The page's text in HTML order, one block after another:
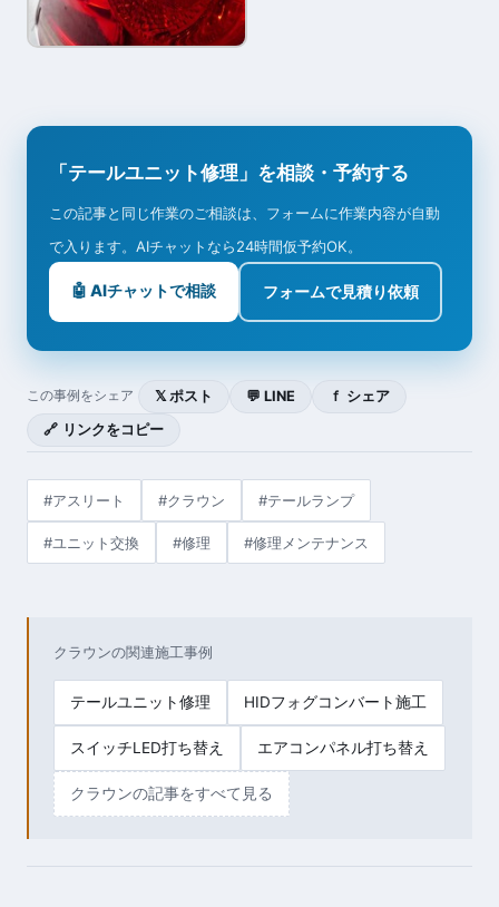
「テールユニット修理」を相談・予約する
この記事と同じ作業のご相談は、フォームに作業内容が自動
で入ります。AIチャットなら24時間仮予約OK。
🤖 AIチャットで相談 フォームで見積り依頼
この事例をシェア 𝕏 ポスト 💬 LINE
ｆ シェア
🔗 リンクをコピー
#アスリート #クラウン #テールランプ
#ユニット交換 #修理 #修理メンテナンス
クラウンの関連施工事例
テールユニット修理 HIDフォグコンバート施工
スイッチLED打ち替え エアコンパネル打ち替え
クラウンの記事をすべて見る